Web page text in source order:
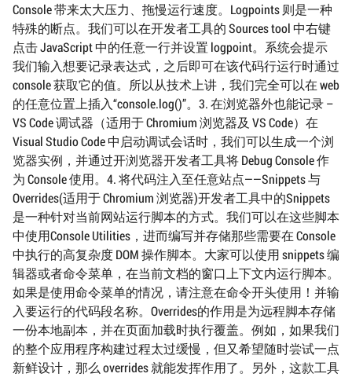
Console 带来太大压力、拖慢运行速度。Logpoints 则是一种
特殊的断点。我们可以在开发者工具的 Sources tool 中右键
点击 JavaScript 中的任意一行并设置 logpoint。系统会提示
我们输入想要记录表达式，之后即可在该代码行运行时通过
console 获取它的值。所以从技术上讲，我们完全可以在 web
的任意位置上插入“console.log()”。3. 在浏览器外也能记录 –
VS Code 调试器（适用于 Chromium 浏览器及 VS Code）在
Visual Studio Code 中启动调试会话时，我们可以生成一个浏
览器实例，并通过开浏览器开发者工具将 Debug Console 作
为 Console 使用。4. 将代码注入至任意站点——Snippets 与
Overrides(适用于 Chromium 浏览器)开发者工具中的Snippets
是一种针对当前网站运行脚本的方式。我们可以在这些脚本
中使用Console Utilities，进而编写并存储那些需要在 Console
中执行的高复杂度 DOM 操作脚本。大家可以使用 snippets 编
辑器或者命令菜单，在当前文档的窗口上下文内运行脚本。
如果是使用命令菜单的情况，请注意在命令开头使用！并输
入要运行的代码段名称。Overrides的作用是为远程脚本存储
一份本地副本，并在页面加载时执行覆盖。例如，如果我们
的整个应用程序构建过程太过缓慢，但又希望随时尝试一点
新鲜设计，那么 overrides 就能发挥作用了。另外，这款工具